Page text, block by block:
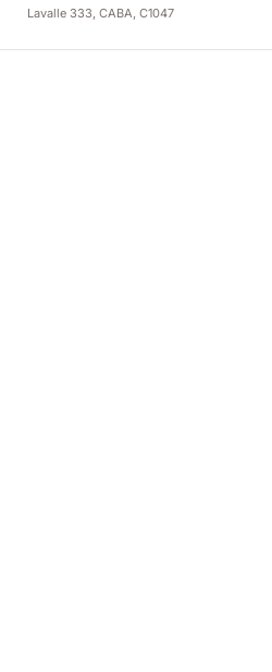
Lavalle 333, CABA, C1047